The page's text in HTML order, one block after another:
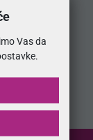
Vas da